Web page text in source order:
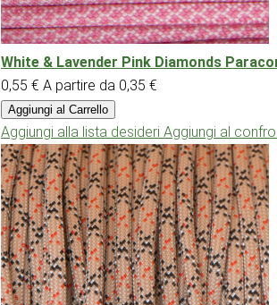
White & Lavender Pink Diamonds
0,55 € A partire da 0,35 €
Aggiungi al Carrello
Aggiungi alla lista desideri Aggiungi al